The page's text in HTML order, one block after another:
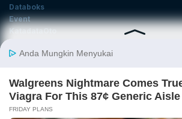
Databoks
Event
KatadataOto
Email